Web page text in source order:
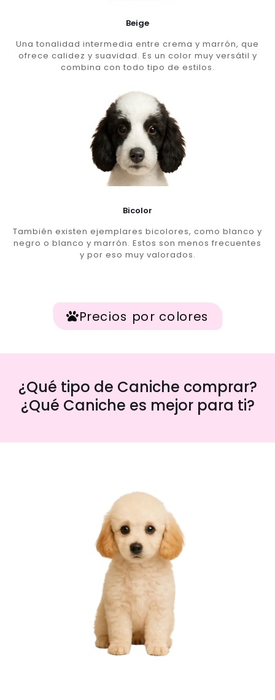
Beige
Una tonalidad intermedia entre crema y marrón, que
ofrece calidez y suavidad. Es un color muy versátil y
combina con todo tipo de estilos.
Bicolor
También existen ejemplares bicolores, como blanco y
negro o blanco y marrón. Estos son menos frecuentes
y por eso muy valorados.
Precios por colores
¿Qué tipo de Caniche comprar?
¿Qué Caniche es mejor para ti?